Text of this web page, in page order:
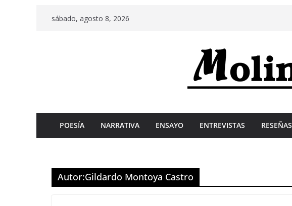
sábado, agosto 8, 2026
POESÍA NARRATIVA ENSAYO ENTREVISTAS RESEÑAS
Autor:Gildardo Montoya Castro